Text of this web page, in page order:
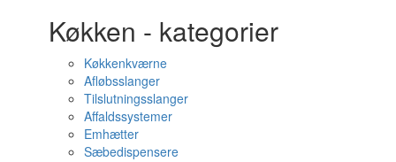
Køkken - kategorier
Køkkenkværne
Afløbsslanger
Tilslutningsslanger
Affaldssystemer
Emhætter
Sæbedispensere